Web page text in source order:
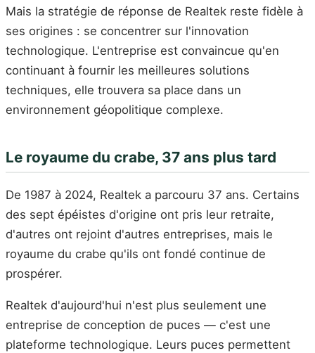
Mais la stratégie de réponse de Realtek reste fidèle à
ses origines : se concentrer sur l'innovation
technologique. L'entreprise est convaincue qu'en
continuant à fournir les meilleures solutions
techniques, elle trouvera sa place dans un
environnement géopolitique complexe.
Le royaume du crabe, 37 ans plus tard
De 1987 à 2024, Realtek a parcouru 37 ans. Certains
des sept épéistes d'origine ont pris leur retraite,
d'autres ont rejoint d'autres entreprises, mais le
royaume du crabe qu'ils ont fondé continue de
prospérer.
Realtek d'aujourd'hui n'est plus seulement une
entreprise de conception de puces — c'est une
plateforme technologique. Leurs puces permettent